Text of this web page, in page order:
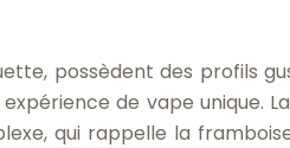
possèdent des profils
de vape unique.
qui rappelle la